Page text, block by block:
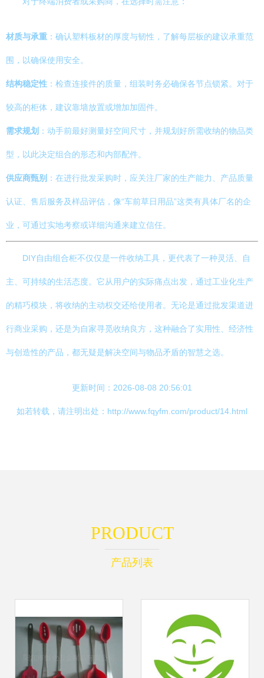
材质与承重 ：确认塑料板材的厚度与韧性，了解每层板的建议承重范
围，以确保使用安全。
结构稳定性 ：检查连接件的质量，组装时务必确保各节点锁紧。对于
较高的柜体，建议靠墙放置或增加加固件。
需求规划 ：动手前最好测量好空间尺寸，并规划好所需收纳的物品类
型，以此决定组合的形态和内部配件。
供应商甄别 ：在进行批发采购时，应关注厂家的生产能力、产品质量
认证、售后服务及样品评估，像“车前草日用品”这类有具体厂名的企
业，可通过实地考察或详细沟通来建立信任。
DIY自由组合柜不仅仅是一件收纳工具，更代表了一种灵活、自
主、可持续的生活态度。它从用户的实际痛点出发，通过工业化生产
的精巧模块，将收纳的主动权交还给使用者。无论是通过批发渠道进
行商业采购，还是为自家寻觅收纳良方，这种融合了实用性、经济性
与创造性的产品，都无疑是解决空间与物品矛盾的智慧之选。
更新时间：2026-08-08 20:56:01
如若转载，请注明出处：http://www.fqyfm.com/product/14.html
PRODUCT
产品列表